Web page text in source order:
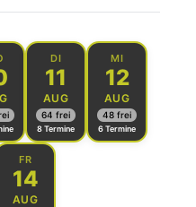
DI
11
AUG
64 frei
8 Termine
MI
12
AUG
48 frei
6 Termine
FR
14
AUG